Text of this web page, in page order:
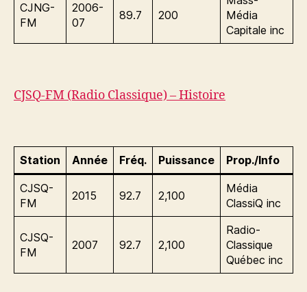
CJNG-
FM
2006-
07
89.7 200
Média
Capitale inc
CJSQ-FM (Radio Classique) – Histoire
Station Année Fréq. Puissance Prop./Info
CJSQ-
FM
2015 92.7 2,100
Média
ClassiQ inc
CJSQ-
FM
2007 92.7 2,100
Radio-
Classique
Québec inc